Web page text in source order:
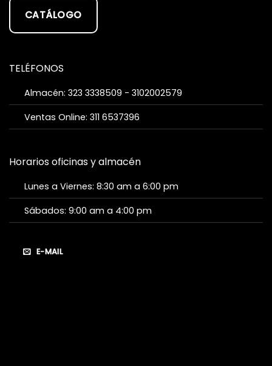
CATÁLOGO
TELÉFONOS
Almacén: 323 3338509 - 3102002579
Ventas Online: 311 6537396
Horarios oficinas y almacén
Lunes a Viernes: 8:30 am a 6:00 pm
Sábados: 9:00 am a 4:00 pm
E-MAIL